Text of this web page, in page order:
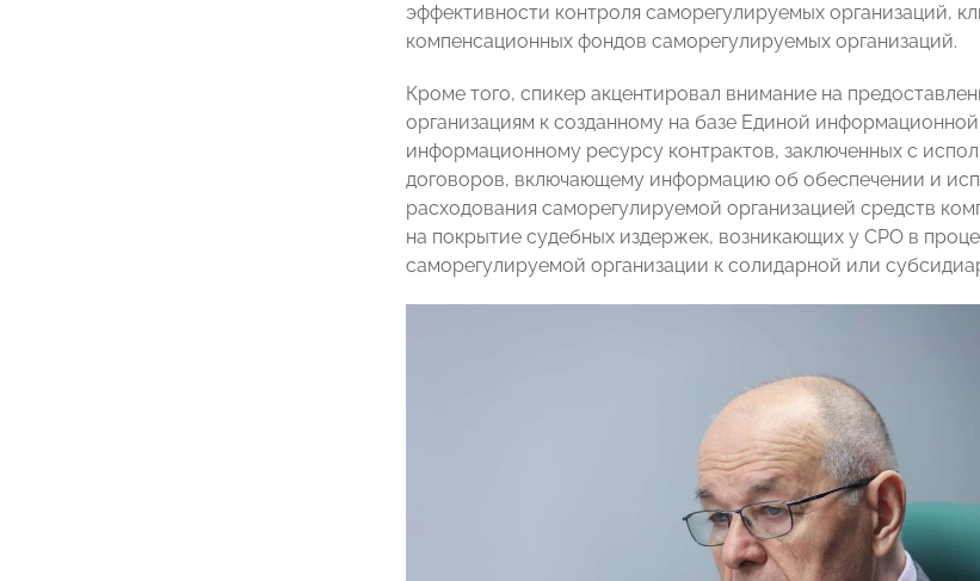
эффективности контроля саморегулируемых организаций,
компенсационных фондов саморегулируемых организаций.
Кроме того, спикер акцентировал внимание на
организациям к созданному на базе Единой
информационному ресурсу контрактов, заключенных с
договоров, включающему информацию об обеспечении и
расходования саморегулируемой организацией средств
на покрытие судебных издержек, возникающих у СРО в
саморегулируемой организации к солидарной или